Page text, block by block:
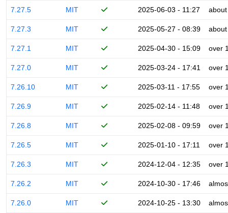
7.27.5 MIT 2025-06-03 - 11:27
7.27.3 MIT 2025-05-27 - 08:39
7.27.1 MIT 2025-04-30 - 15:09 over
7.27.0 MIT 2025-03-24 - 17:41 over
7.26.10 MIT 2025-03-11 - 17:55 over
7.26.9 MIT 2025-02-14 - 11:48 over
7.26.8 MIT 2025-02-08 - 09:59 over
7.26.5 MIT 2025-01-10 - 17:11 over
7.26.3 MIT 2024-12-04 - 12:35 over
7.26.2 MIT 2024-10-30 - 17:46
7.26.0 MIT 2024-10-25 - 13:30